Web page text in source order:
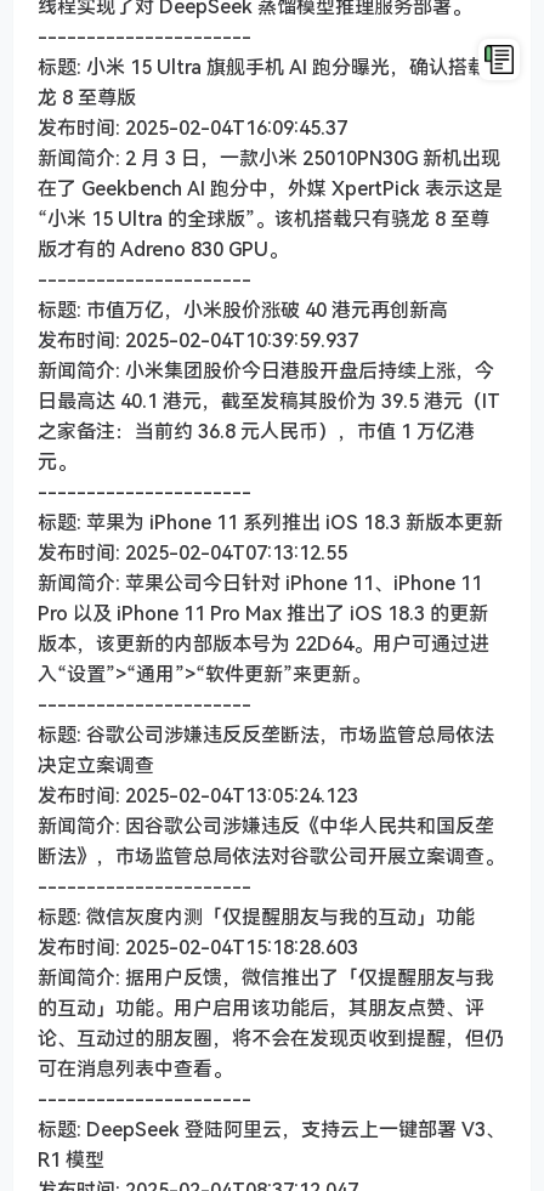
线程实现了对 DeepSeek 蒸馏模型推理服务部署。
----------------------
标题: 小米 15 Ultra 旗舰手机 AI 跑分曝光，确认搭载骁
龙 8 至尊版
发布时间: 2025-02-04T16:09:45.37
新闻简介: 2 月 3 日，一款小米 25010PN30G 新机出现
在了 Geekbench AI 跑分中，外媒 XpertPick 表示这是
“小米 15 Ultra 的全球版”。该机搭载只有骁龙 8 至尊
版才有的 Adreno 830 GPU。
----------------------
标题: 市值万亿，小米股价涨破 40 港元再创新高
发布时间: 2025-02-04T10:39:59.937
新闻简介: 小米集团股价今日港股开盘后持续上涨，今
日最高达 40.1 港元，截至发稿其股价为 39.5 港元（IT
之家备注：当前约 36.8 元人民币），市值 1 万亿港
元。
----------------------
标题: 苹果为 iPhone 11 系列推出 iOS 18.3 新版本更新
发布时间: 2025-02-04T07:13:12.55
新闻简介: 苹果公司今日针对 iPhone 11、iPhone 11
Pro 以及 iPhone 11 Pro Max 推出了 iOS 18.3 的更新
版本，该更新的内部版本号为 22D64。用户可通过进
入“设置”>“通用”>“软件更新”来更新。
----------------------
标题: 谷歌公司涉嫌违反反垄断法，市场监管总局依法
决定立案调查
发布时间: 2025-02-04T13:05:24.123
新闻简介: 因谷歌公司涉嫌违反《中华人民共和国反垄
断法》，市场监管总局依法对谷歌公司开展立案调查。
----------------------
标题: 微信灰度内测「仅提醒朋友与我的互动」功能
发布时间: 2025-02-04T15:18:28.603
新闻简介: 据用户反馈，微信推出了「仅提醒朋友与我
的互动」功能。用户启用该功能后，其朋友点赞、评
论、互动过的朋友圈，将不会在发现页收到提醒，但仍
可在消息列表中查看。
----------------------
标题: DeepSeek 登陆阿里云，支持云上一键部署 V3、
R1 模型